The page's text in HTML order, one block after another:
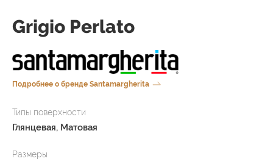
Grigio Perlato
Подробнее о бренде Santamargherita
Типы поверхности
Глянцевая, Матовая
Размеры